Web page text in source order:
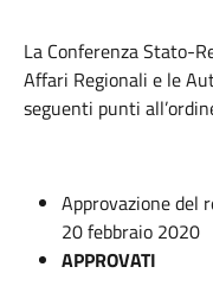
La Conferenza Stato-
Affari Regionali e le
seguenti punti
Approvazione del
20 febbraio 2020
APPROVATI